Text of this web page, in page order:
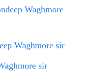
Waghmore
Waghmore sir
sir